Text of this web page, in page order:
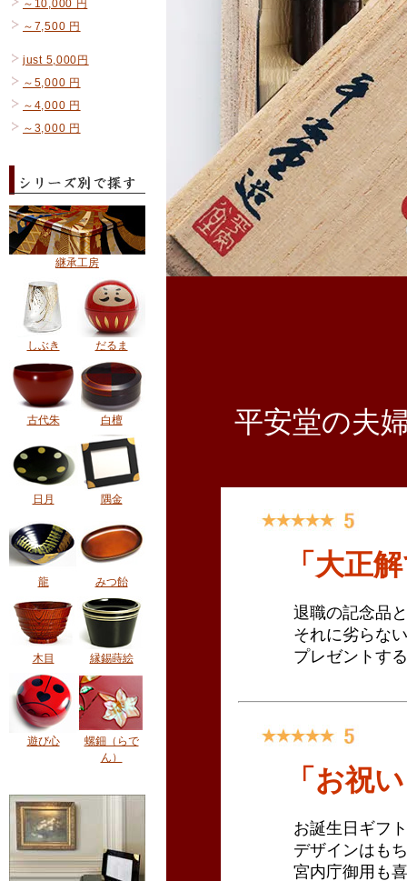
～10,000 円
～7,500 円
just 5,000円
～5,000 円
～4,000 円
～3,000 円
継承工房
しぶき だるま
古代朱 白檀
日月 隅金
龍 みつ飴
木目 縁錫蒔絵
遊び心
螺鈿（らで
ん）
平安堂の夫